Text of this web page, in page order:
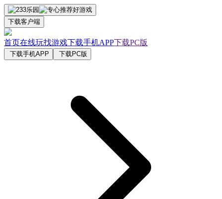
下载客户端
首页在线玩找游戏下载手机APP下载PC版
下载手机APP 下载PC版